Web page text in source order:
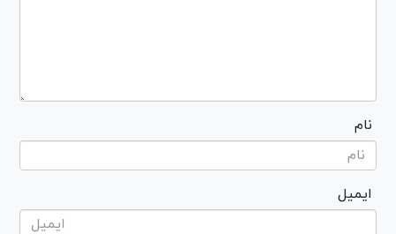
نام
ایمیل